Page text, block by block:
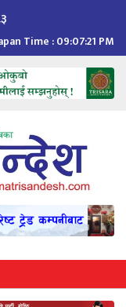
Time :09:07:22 PM